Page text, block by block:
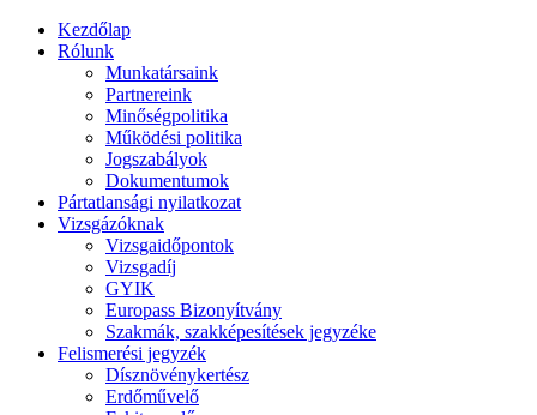
Kezdőlap
Rólunk
Munkatársaink
Partnereink
Minőségpolitika
Működési politika
Jogszabályok
Dokumentumok
Pártatlansági nyilatkozat
Vizsgázóknak
Vizsgaidőpontok
Vizsgadíj
GYIK
Europass Bizonyítvány
Szakmák, szakképesítések jegyzéke
Felismerési jegyzék
Dísznövénykertész
Erdőművelő